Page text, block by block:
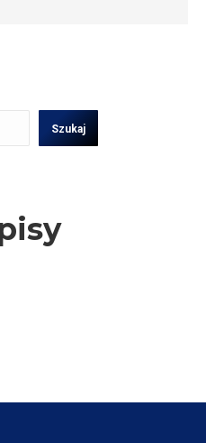
Szukaj